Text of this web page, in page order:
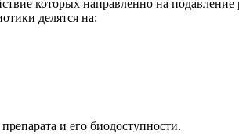
которых направленно на подавление
делятся на:
и его биодоступности.